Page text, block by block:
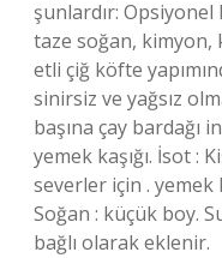
şunlardır:
taze soğan, kimyon,
etli çiğ köfte
sinirsiz ve yağsız
başına çay bardağı
yemek kaşığı. İsot :
severler için . yemek
Soğan : küçük boy.
bağlı olarak eklenir.